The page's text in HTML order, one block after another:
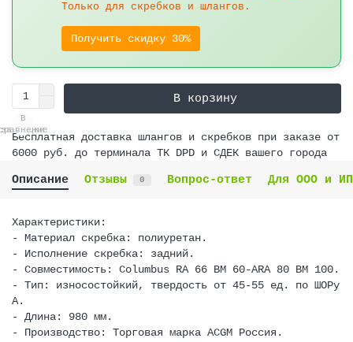
Только для скребков и шлангов.
Получить скидку 30%
В корзину
В
закладки
В
Бесплатная доставка шлангов и скребков при заказе от
6000 руб. до терминала ТК DPD и СДЕК вашего города
Описание Отзывы 0 Вопрос-ответ Для ООО и ИП
Характеристики:
- Материал скребка: полиуретан.
- Исполнение скребка: задний.
- Совместимость: Columbus RA 66 BM 60-ARA 80 BM 100.
- Тип: износостойкий, твердость от 45-55 ед. по ШОРу
А.
- Длина: 980 мм.
- Производство: Торговая марка ACGM Россия.